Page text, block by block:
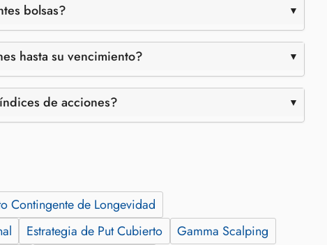
bolsas?
hasta su vencimiento?
de acciones?
Contingente de Longevidad
Estrategia de Put Cubierto
Gamma Scalping